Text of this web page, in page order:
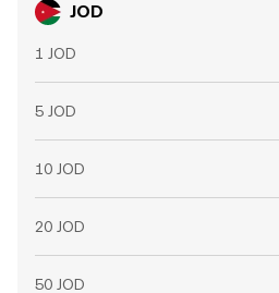
JOD
1 JOD
5 JOD
10 JOD
20 JOD
50 JOD